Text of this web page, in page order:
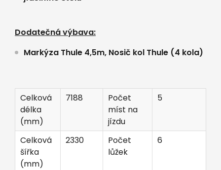
Dodatečná výbava:
Markýza Thule 4,5m, Nosič kol Thule (4 kola)
Celková
délka
(mm)
7188
Počet
míst na
jízdu
5
Celková
šířka
(mm)
2330
Počet
lůžek
6